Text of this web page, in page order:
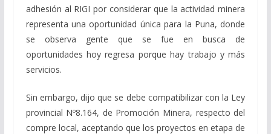
adhesión al RIGI por considerar que la actividad minera
representa una oportunidad única para la Puna, donde
se observa gente que se fue en busca de
oportunidades hoy regresa porque hay trabajo y más
servicios.
Sin embargo, dijo que se debe compatibilizar con la Ley
provincial Nº8.164, de Promoción Minera, respecto del
compre local, aceptando que los proyectos en etapa de